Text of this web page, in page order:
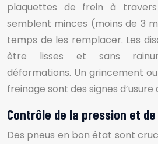
plaquettes de frein à
semblent minces (moins de 3
temps de les remplacer. Les
être lisses et sans
déformations. Un grincement
freinage sont des signes d’usure
Contrôle de la pression et de
Des pneus en bon état sont